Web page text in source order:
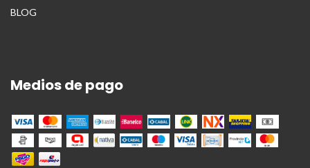
BLOG
Medios de pago